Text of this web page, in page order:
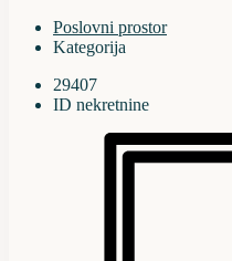
Poslovni prostor
Kategorija
29407
ID nekretnine